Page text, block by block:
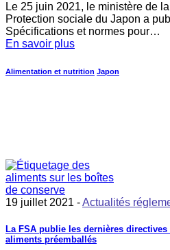
Le 25 juin 2021, le ministère de
Protection sociale du Japon a
Spécifications et normes pour…
En savoir plus
Alimentation et nutrition Japon
19 juillet 2021 -Actualités
La FSA publie les dernières
aliments préemballés